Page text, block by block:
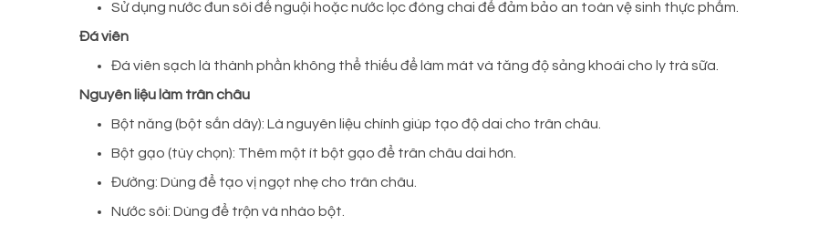
Sử dụng nước đun sôi để nguội hoặc nước lọc đóng chai để đảm bảo an toàn vệ sinh thực phẩm.
Đá viên
Đá viên sạch là thành phần không thể thiếu để làm mát và tăng độ sảng khoái cho ly trà sữa.
Nguyên liệu làm trân châu
Bột năng (bột sắn dây): Là nguyên liệu chính giúp tạo độ dai cho trân châu.
Bột gạo (tùy chọn): Thêm một ít bột gạo để trân châu dai hơn.
Đường: Dùng để tạo vị ngọt nhẹ cho trân châu.
Nước sôi: Dùng để trộn và nhào bột.